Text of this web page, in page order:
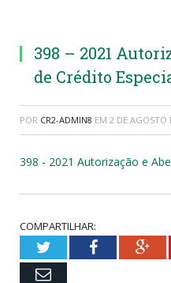
398 – 2021
de Crédito
POR CR2-ADMIN8 EM 2 DE AGOSTO
398 - 2021 Autorização e
COMPARTILHAR:
TwitterFacebook
Email